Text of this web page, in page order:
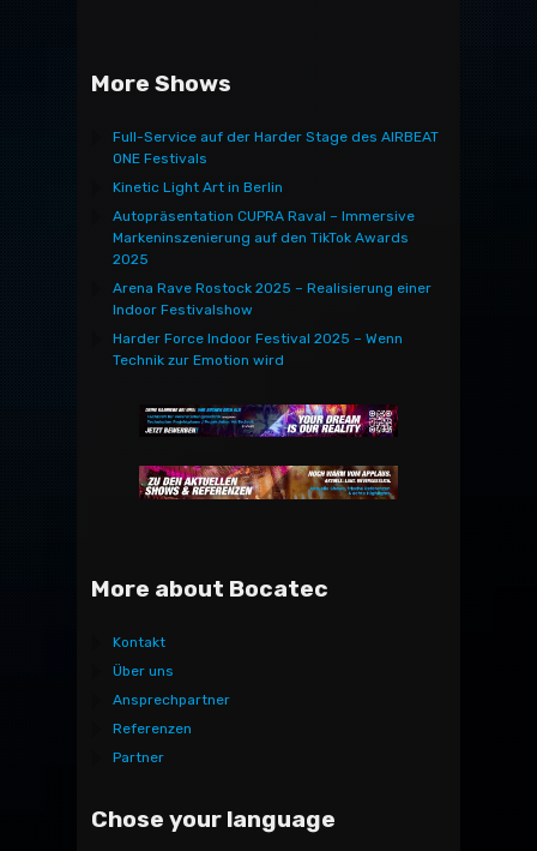
More Shows
Full-Service auf der Harder Stage des AIRBEAT
ONE Festivals
Kinetic Light Art in Berlin
Autopräsentation CUPRA Raval – Immersive
Markeninszenierung auf den TikTok Awards
2025
Arena Rave Rostock 2025 – Realisierung einer
Indoor Festivalshow
Harder Force Indoor Festival 2025 – Wenn
Technik zur Emotion wird
More about Bocatec
Kontakt
Über uns
Ansprechpartner
Referenzen
Partner
Chose your language